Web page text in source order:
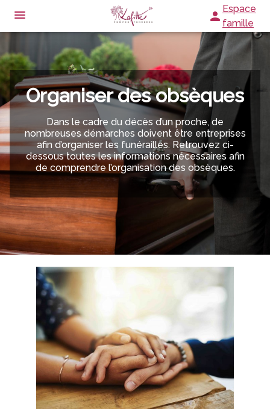
contenu
Espace
famille
ORGANISER DES OBSÈQUES
PRÉVOIR SES OBSÈQUES
ARTICLES FUNÉRAIRES
NÈGREPELISSE
ALBIAS
NOTRE CHAMBRE FUNERAIRE
SERVICES AUX FAMILLES
ESPACES HOMMAGES
Organiser des obsèques
Dans le cadre du décès d’un proche, de
nombreuses démarches doivent être entreprises
afin d’organiser les funérailles. Retrouvez ci-
dessous toutes les informations nécessaires afin
de comprendre l’organisation des obsèques.